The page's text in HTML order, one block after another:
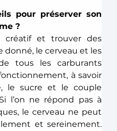
pour préserver son
?
créatif et trouver des
le cerveau et les
tous les carburants
à savoir
le sucre et le couple
l’on ne répond pas à
le cerveau ne peut
et sereinement.